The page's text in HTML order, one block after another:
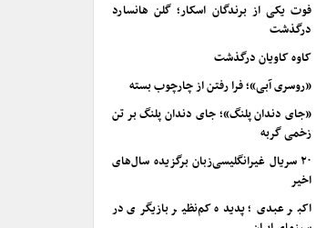
فوت یکی از برندگان اسکار؛ گلن هانسارد
درگذشت
کاوه کاویان درگذشت
«روسری آبی»؛ فرا رفتن از چارچوب بسته
«جای دندان پلنگ»؛ جای دندان پلنگ بر تن
زخمی گربه
۲۰ سریال غیرانگلیسی‌زبان برگزیده سال‌های
اخیر
اکبر عبدی؛ پدیده کم‌نظیر بازیگری در